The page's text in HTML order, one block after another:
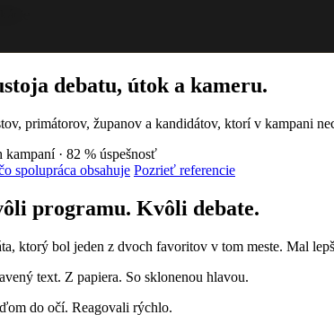
debatu, útok a kameru.
primátorov, županov a kandidátov, ktorí v kampani
kampaní · 82 % úspešnosť
spolupráca obsahuje Pozrieť referencie
programu. Kvôli debate.
ktorý bol jeden z dvoch favoritov v tom meste. Mal
text. Z papiera. So sklonenou hlavou.
do očí. Reagovali rýchlo.